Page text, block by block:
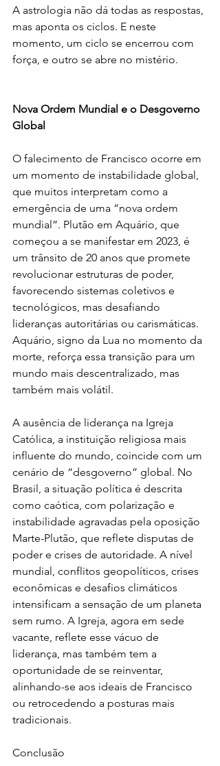
A astrologia não dá todas as respostas,
mas aponta os ciclos. E neste
momento, um ciclo se encerrou com
força, e outro se abre no mistério.
Nova Ordem Mundial e o Desgoverno
Global
O falecimento de Francisco ocorre em
um momento de instabilidade global,
que muitos interpretam como a
emergência de uma “nova ordem
mundial”. Plutão em Aquário, que
começou a se manifestar em 2023, é
um trânsito de 20 anos que promete
revolucionar estruturas de poder,
favorecendo sistemas coletivos e
tecnológicos, mas desafiando
lideranças autoritárias ou carismáticas.
Aquário, signo da Lua no momento da
morte, reforça essa transição para um
mundo mais descentralizado, mas
também mais volátil.
A ausência de liderança na Igreja
Católica, a instituição religiosa mais
influente do mundo, coincide com um
cenário de “desgoverno” global. No
Brasil, a situação política é descrita
como caótica, com polarização e
instabilidade agravadas pela oposição
Marte-Plutão, que reflete disputas de
poder e crises de autoridade. A nível
mundial, conflitos geopolíticos, crises
econômicas e desafios climáticos
intensificam a sensação de um planeta
sem rumo. A Igreja, agora em sede
vacante, reflete esse vácuo de
liderança, mas também tem a
oportunidade de se reinventar,
alinhando-se aos ideais de Francisco
ou retrocedendo a posturas mais
tradicionais.
Conclusão